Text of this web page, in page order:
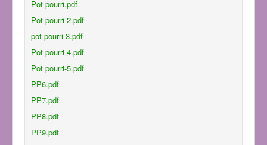
Pot pourri.pdf
Pot pourri 2.pdf
pot pourri 3.pdf
Pot pourri 4.pdf
Pot pourri-5.pdf
PP6.pdf
PP7.pdf
PP8.pdf
PP9.pdf